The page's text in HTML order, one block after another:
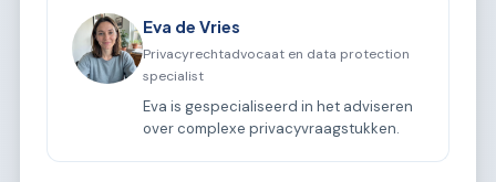
Eva de Vries
Privacyrechtadvocaat en data protection
specialist
Eva is gespecialiseerd in het adviseren
over complexe privacyvraagstukken.